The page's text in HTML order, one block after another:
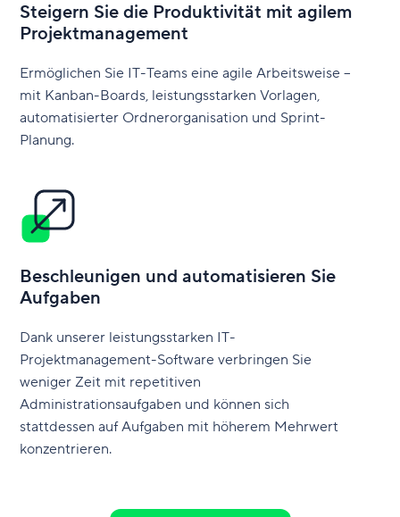
Steigern Sie die Produktivität mit agilem
Projektmanagement
Ermöglichen Sie IT-Teams eine agile Arbeitsweise –
mit Kanban-Boards, leistungsstarken Vorlagen,
automatisierter Ordnerorganisation und Sprint-
Planung.
Beschleunigen und automatisieren Sie
Aufgaben
Dank unserer leistungsstarken IT-
Projektmanagement-Software verbringen Sie
weniger Zeit mit repetitiven
Administrationsaufgaben und können sich
stattdessen auf Aufgaben mit höherem Mehrwert
konzentrieren.